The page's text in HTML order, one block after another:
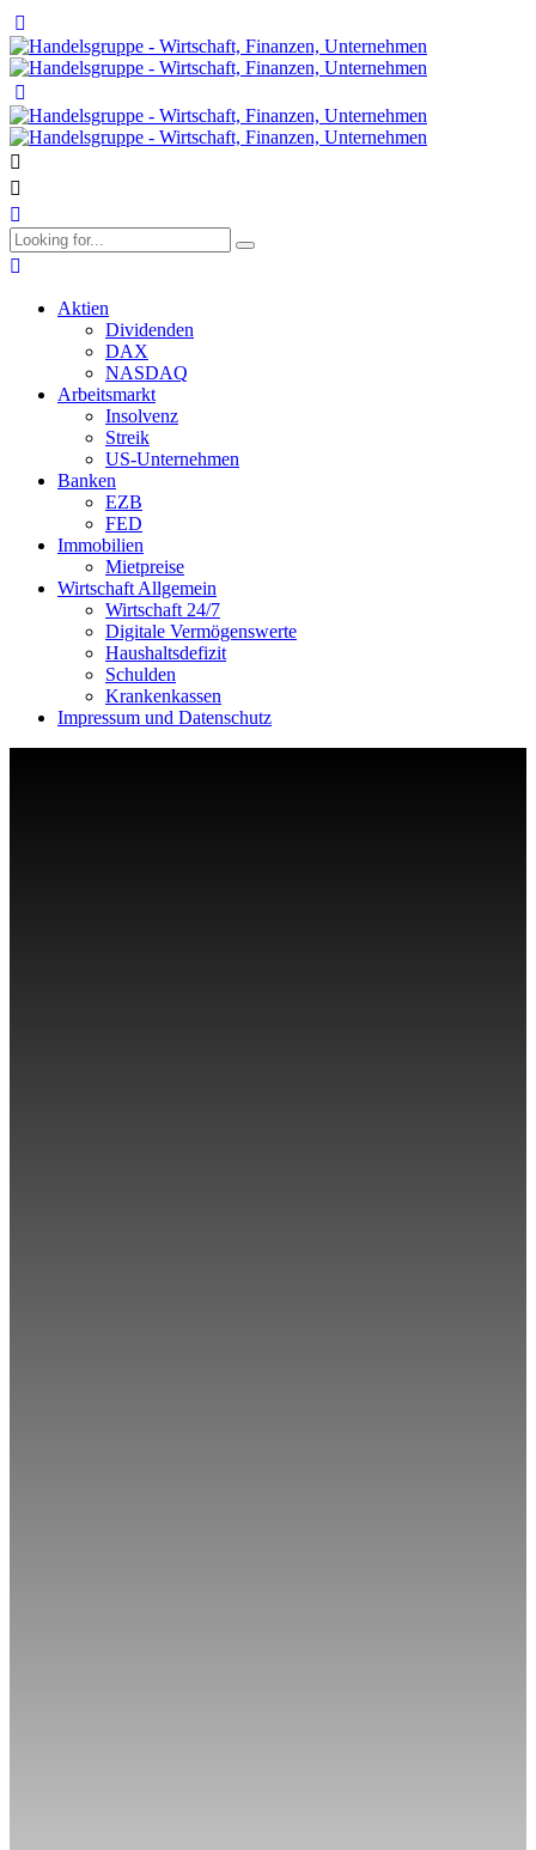
Aktien
Dividenden
DAX
NASDAQ
Arbeitsmarkt
Insolvenz
Streik
US-Unternehmen
Banken
EZB
FED
Immobilien
Mietpreise
Wirtschaft Allgemein
Wirtschaft 24/7
Digitale Vermögenswerte
Haushaltsdefizit
Schulden
Krankenkassen
Impressum und Datenschutz